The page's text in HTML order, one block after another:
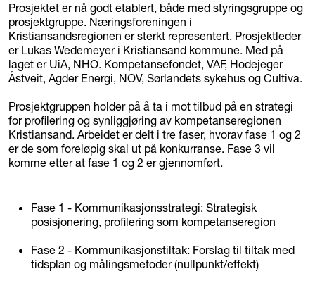
Prosjektet er nå godt etablert, både med styringsgruppe og
prosjektgruppe. Næringsforeningen i
Kristiansandsregionen er sterkt representert. Prosjektleder
er Lukas Wedemeyer i Kristiansand kommune. Med på
laget er UiA, NHO. Kompetansefondet, VAF, Hodejeger
Åstveit, Agder Energi, NOV, Sørlandets sykehus og Cultiva.
Prosjektgruppen holder på å ta i mot tilbud på en strategi
for profilering og synliggjøring av kompetanseregionen
Kristiansand. Arbeidet er delt i tre faser, hvorav fase 1 og 2
er de som foreløpig skal ut på konkurranse. Fase 3 vil
komme etter at fase 1 og 2 er gjennomført.
Fase 1 - Kommunikasjonsstrategi: Strategisk
posisjonering, profilering som kompetanseregion
Fase 2 - Kommunikasjonstiltak: Forslag til tiltak med
tidsplan og målingsmetoder (nullpunkt/effekt)